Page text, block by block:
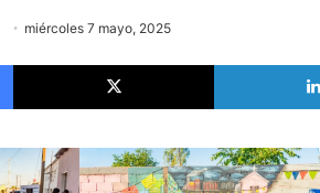
Followmiércoles 7 mayo, 2025
Facebook X